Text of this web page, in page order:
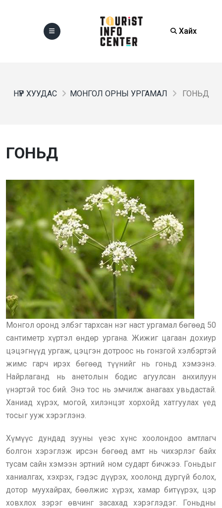
Хайх
НҮҮР ХУУДАС МОНГОЛ ОРНЫ УРГАМАЛ ГОНЬД
ГОНЬД
Монгол оронд элбэг тархсан нэг наст ургамал бөгөөд 50
сантиметр хүртэл өндөр ургана. Жижиг цагаан дохиур
цэцэгнүүд ургаж, цэцгэн дотроос нь гонзгой хэлбэртэй
жимс гарч ирэх бөгөөд түүнийг нь гоньд хэмээнэ.
Найрлаганд нь анетолын бодис агуулсан анхилуун
үнэртэй тос бий. Энэ тос нь эмчилж анагаах увьдастай.
Ханиад хүрэх, могой, хилэнцэт хорхойд хатгуулах үед
тосыг ууж хэрэглэнэ.
Хүмүүс дундад зууны үеэс хүнс хоолондоо амтлагч
болгон хэрэглэж ирсэн бөгөөд амт нь чихэрлэг байх
тусам сайн хэмээн эртний ном сударт бичжээ. Гоньдыг
ханиалгах, хэхрэх, гэдэс дүүрэх, хоолонд дургүй болох,
дотор муухайрах, бөөлжис хүрэх, хамар битүүрэх, цэр
ховхлох зэрэг өвчинг засахад хэрэглэдэг. Гоньдны